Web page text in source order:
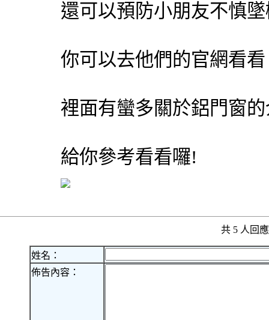
還可以預防小朋友不慎
你可以去他們的官網看看
裡面有蠻多關於鋁門窗
給你參考看看囉!
共 5 人回
姓名：
佈告內容：